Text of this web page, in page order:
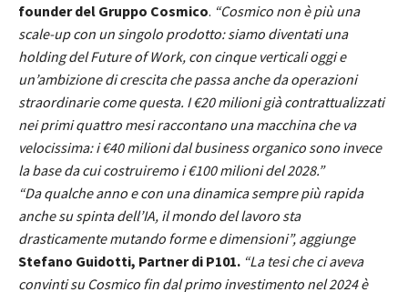
founder del Gruppo Cosmico. “Cosmico non è più una
scale-up con un singolo prodotto: siamo diventati una
holding del Future of Work, con cinque verticali oggi e
un’ambizione di crescita che passa anche da operazioni
straordinarie come questa. I €20 milioni già contrattualizzati
nei primi quattro mesi raccontano una macchina che va
velocissima: i €40 milioni dal business organico sono invece
la base da cui costruiremo i €100 milioni del 2028.”
“Da qualche anno e con una dinamica sempre più rapida
anche su spinta dell’IA, il mondo del lavoro sta
drasticamente mutando forme e dimensioni”, aggiunge
Stefano Guidotti, Partner di P101. “La tesi che ci aveva
convinti su Cosmico fin dal primo investimento nel 2024 è